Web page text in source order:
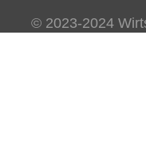
© 2023-2024